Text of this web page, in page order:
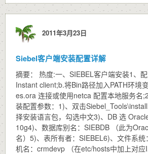
2011年3月23日
Siebel客户端安装配置详解
摘要： 热度:一、SIEBEL客户端安装1、
Instant client;b.将Bin路径加入PATH环境
es.ora 连接或使用netca 配置本地服务名
装配置参数：1)、双击
择安装语言包，勾选中文3)、DB 选
10g4)、数据库别名：SIEBDB （此为
名）5)、表所有者：SIEBEL6)、文件系
机名：crmdevp （在etc/hosts中加上对应